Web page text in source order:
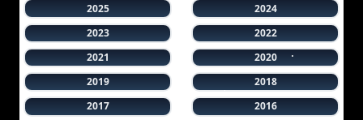
2025
2024
2023
2022
2021
2020
2019
2018
2017
2016